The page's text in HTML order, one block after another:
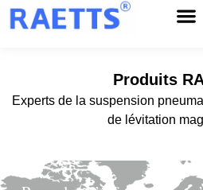
Produits
Experts de la suspension
de lévitation